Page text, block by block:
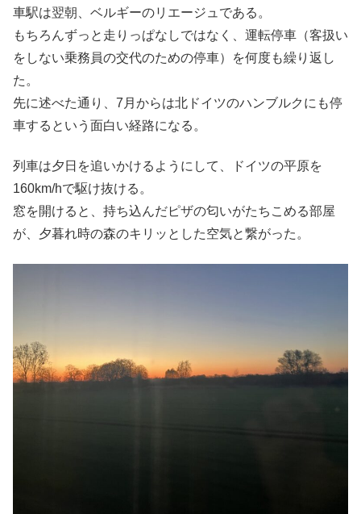
車駅は翌朝、ベルギーのリエージュである。
もちろんずっと走りっぱなしではなく、運転停車（客扱い
をしない乗務員の交代のための停車）を何度も繰り返し
た。
先に述べた通り、7月からは北ドイツのハンブルクにも停
車するという面白い経路になる。
列車は夕日を追いかけるようにして、ドイツの平原を
160km/hで駆け抜ける。
窓を開けると、持ち込んだピザの匂いがたちこめる部屋
が、夕暮れ時の森のキリッとした空気と繋がった。